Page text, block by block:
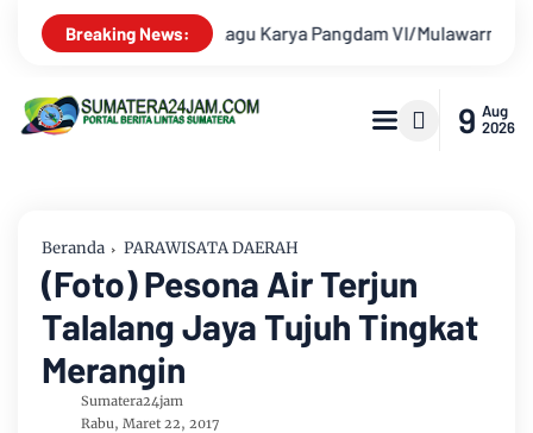
Breaking News:
TNI Krido Pramono Jadi Ikon Singing Competition HUT
9 Aug
2026
Beranda PARAWISATA DAERAH
(Foto) Pesona Air Terjun
Talalang Jaya Tujuh Tingkat
Merangin
Sumatera24jam
Rabu, Maret 22, 2017